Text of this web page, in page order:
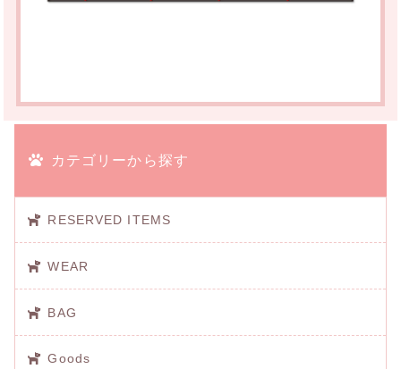
カテゴリーから探す
RESERVED ITEMS
WEAR
BAG
Goods